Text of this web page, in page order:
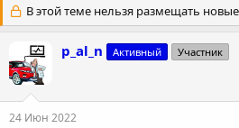
т
о
т
е
т
а
а
В этой теме нельзя размещать
p_al_n Активный Участник
24 Июн 2022